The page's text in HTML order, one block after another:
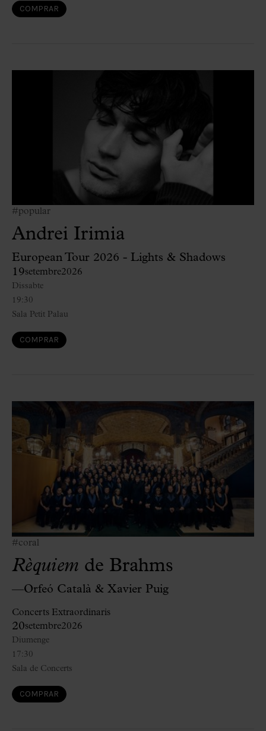
COMPRAR
#popular
Andrei Irimia
European Tour 2026 - Lights & Shadows
19setembre2026
19:30
Dissabte
Sala Petit Palau
COMPRAR
#coral
Rèquiem de Brahms
—Orfeó Català & Xavier Puig
Concerts Extraordinaris
20setembre2026
17:30
Diumenge
Sala de Concerts
COMPRAR